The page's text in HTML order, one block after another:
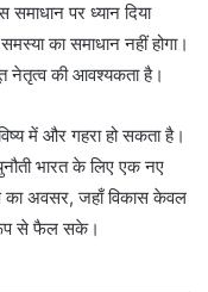
पर ध्यान दिया
का समाधान नहीं होगा।
नेतृत्व की आवश्यकता है।
में और गहरा हो सकता है।
भारत के लिए एक नए
अवसर, जहाँ विकास केवल
रूप से फैल सके।